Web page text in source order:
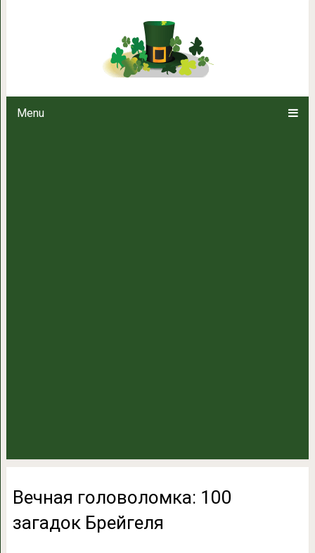
Menu
Вечная головоломка:
Вечная головоломка: 100
загадок Брейгеля